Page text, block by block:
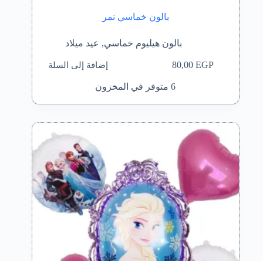
بالون خماسي نمر
بالون هيليوم خماسي, عيد ميلاد
80,00EGP إضافة إلى السلة
6 متوفر في المخزون